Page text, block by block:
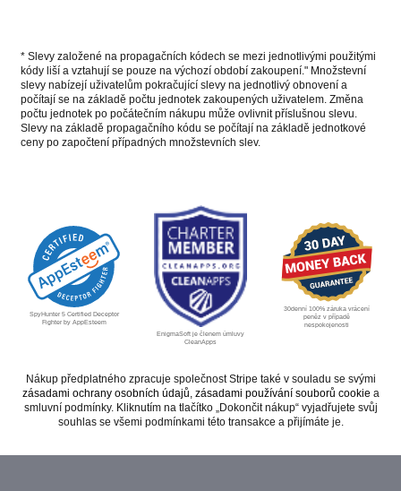
* Slevy založené na propagačních kódech se mezi jednotlivými použitými
kódy liší a vztahují se pouze na výchozí období zakoupení." Množstevní
slevy nabízejí uživatelům pokračující slevy na jednotlivý obnovení a
počítají se na základě počtu jednotek zakoupených uživatelem. Změna
počtu jednotek po počátečním nákupu může ovlivnit příslušnou slevu.
Slevy na základě propagačního kódu se počítají na základě jednotkové
ceny po započtení případných množstevních slev.
SpyHunter 5 Certified Deceptor
Fighter by AppEsteem
EnigmaSoft je členem úmluvy
CleanApps
30denní 100% záruka vrácení
peněz v případě
nespokojenosti
Nákup předplatného zpracuje společnost Stripe také v souladu se svými
zásadami ochrany osobních údajů, zásadami používání souborů cookie a
smluvní podmínky. Kliknutím na tlačítko „Dokončit nákup“ vyjadřujete svůj
souhlas se všemi podmínkami této transakce a přijímáte je.